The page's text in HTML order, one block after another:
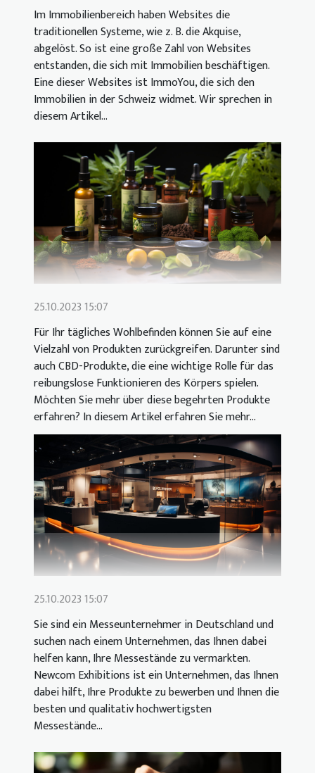
Im Immobilienbereich haben Websites die
traditionellen Systeme, wie z. B. die Akquise,
abgelöst. So ist eine große Zahl von Websites
entstanden, die sich mit Immobilien beschäftigen.
Eine dieser Websites ist ImmoYou, die sich den
Immobilien in der Schweiz widmet. Wir sprechen in
diesem Artikel...
25.10.2023 15:07
Für Ihr tägliches Wohlbefinden können Sie auf eine
Vielzahl von Produkten zurückgreifen. Darunter sind
auch CBD-Produkte, die eine wichtige Rolle für das
reibungslose Funktionieren des Körpers spielen.
Möchten Sie mehr über diese begehrten Produkte
erfahren? In diesem Artikel erfahren Sie mehr...
25.10.2023 15:07
Sie sind ein Messeunternehmer in Deutschland und
suchen nach einem Unternehmen, das Ihnen dabei
helfen kann, Ihre Messestände zu vermarkten.
Newcom Exhibitions ist ein Unternehmen, das Ihnen
dabei hilft, Ihre Produkte zu bewerben und Ihnen die
besten und qualitativ hochwertigsten
Messestände...